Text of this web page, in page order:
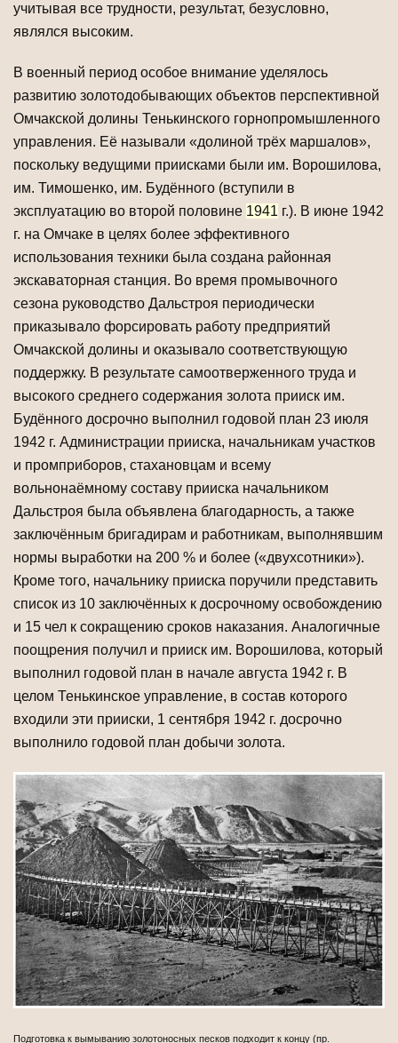
учитывая все трудности, результат, безусловно,
являлся высоким.
В военный период особое внимание уделялось
развитию золотодобывающих объектов перспективной
Омчакской долины Тенькинского горнопромышленного
управления. Её называли «долиной трёх маршалов»,
поскольку ведущими приисками были им. Ворошилова,
им. Тимошенко, им. Будённого (вступили в
эксплуатацию во второй половине 1941 г.). В июне 1942
г. на Омчаке в целях более эффективного
использования техники была создана районная
экскаваторная станция. Во время промывочного
сезона руководство Дальстроя периодически
приказывало форсировать работу предприятий
Омчакской долины и оказывало соответствующую
поддержку. В результате самоотверженного труда и
высокого среднего содержания золота прииск им.
Будённого досрочно выполнил годовой план 23 июля
1942 г. Администрации прииска, начальникам участков
и промприборов, стахановцам и всему
вольнонаёмному составу прииска начальником
Дальстроя была объявлена благодарность, а также
заключённым бригадирам и работникам, выполнявшим
нормы выработки на 200 % и более («двухсотники»).
Кроме того, начальнику прииска поручили представить
список из 10 заключённых к досрочному освобождению
и 15 чел к сокращению сроков наказания. Аналогичные
поощрения получил и прииск им. Ворошилова, который
выполнил годовой план в начале августа 1942 г. В
целом Тенькинское управление, в состав которого
входили эти прииски, 1 сентября 1942 г. досрочно
выполнило годовой план добычи золота.
Подготовка к вымыванию золотоносных песков подходит к концу (пр.